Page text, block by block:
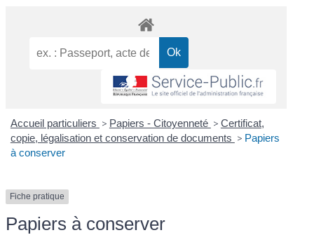
Accueil particuliers > Papiers - Citoyenneté > Certificat,
copie, légalisation et conservation de documents > Papiers
à conserver
Fiche pratique
Papiers à conserver